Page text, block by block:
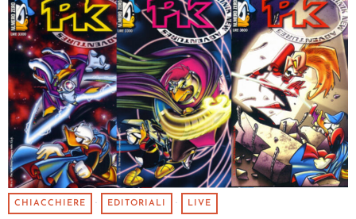
CHIACCHIERE · EDITORIALI · LIVE